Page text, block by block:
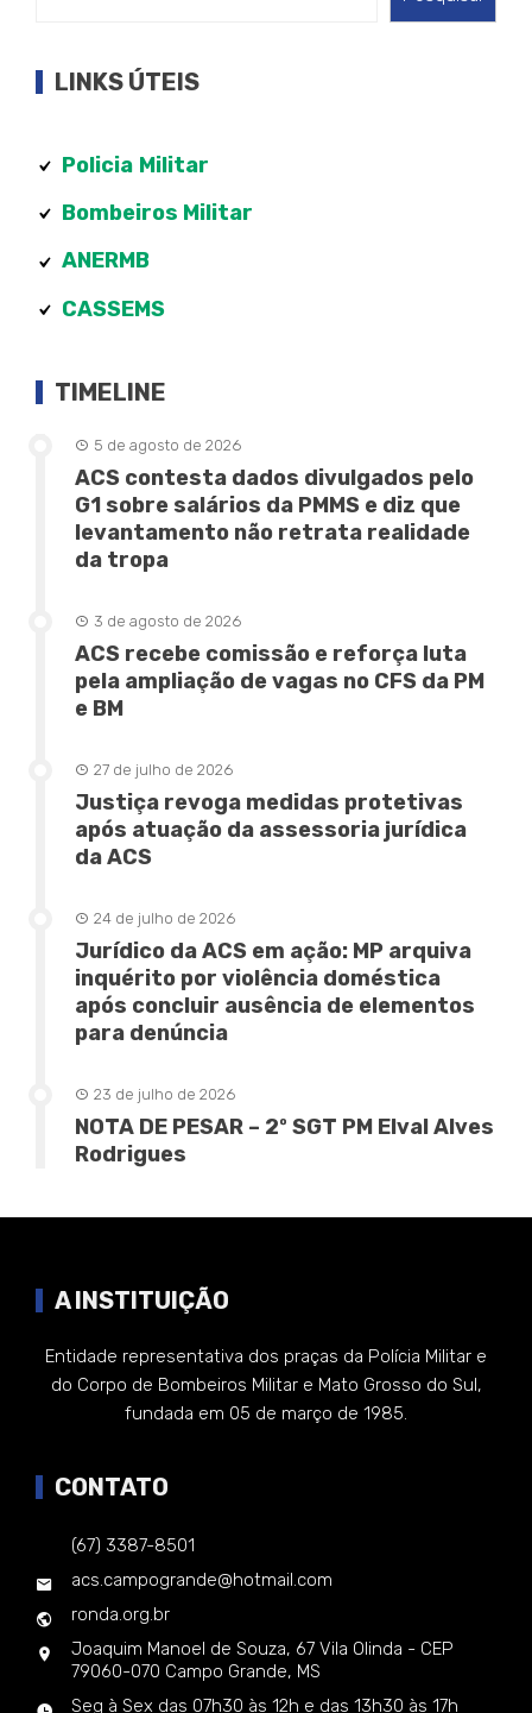
LINKS ÚTEIS
Policia Militar
Bombeiros Militar
ANERMB
CASSEMS
TIMELINE
5 de agosto de 2026
ACS contesta dados divulgados pelo
G1 sobre salários da PMMS e diz que
levantamento não retrata realidade
da tropa
3 de agosto de 2026
ACS recebe comissão e reforça luta
pela ampliação de vagas no CFS da PM
e BM
27 de julho de 2026
Justiça revoga medidas protetivas
após atuação da assessoria jurídica
da ACS
24 de julho de 2026
Jurídico da ACS em ação: MP arquiva
inquérito por violência doméstica
após concluir ausência de elementos
para denúncia
23 de julho de 2026
NOTA DE PESAR – 2º SGT PM Elval Alves
Rodrigues
A INSTITUIÇÃO
Entidade representativa dos praças da Polícia Militar e
do Corpo de Bombeiros Militar e Mato Grosso do Sul,
fundada em 05 de março de 1985.
CONTATO
(67) 3387-8501
acs.campogrande@hotmail.com
ronda.org.br
Joaquim Manoel de Souza, 67 Vila Olinda - CEP
79060-070 Campo Grande, MS
Seg à Sex das 07h30 às 12h e das 13h30 às 17h